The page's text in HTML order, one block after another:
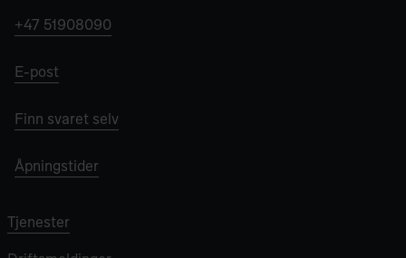
+47 51908090
E-post
Finn svaret selv
Åpningstider
Tjenester